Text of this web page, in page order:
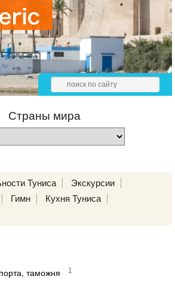
Страны мира
Туниса
Экскурсии
Гимн
Кухня Туниса
таможня 1